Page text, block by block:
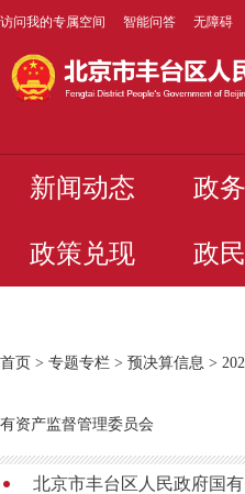
访问我的专属空间 智能问答 无障碍
新闻动态 政
政策兑现 政
首页 > 专题专栏 > 预决算信息 >
有资产监督管理委员会